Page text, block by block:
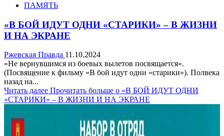
ПАМЯТЬ
«В БОЙ ИДУТ ОДНИ «СТАРИКИ» – В ЖИЗНИ
И НА ЭКРАНЕ
Ржевская Правда 11.10.2024
«Не вернувшимся из боевых вылетов посвящается».
(Посвящение к фильму «В бой идут одни «старики»). Полвека
назад на...
Читать далее Прочитать больше о «В БОЙ ИДУТ ОДНИ
«СТАРИКИ» – В ЖИЗНИ И НА ЭКРАНЕ